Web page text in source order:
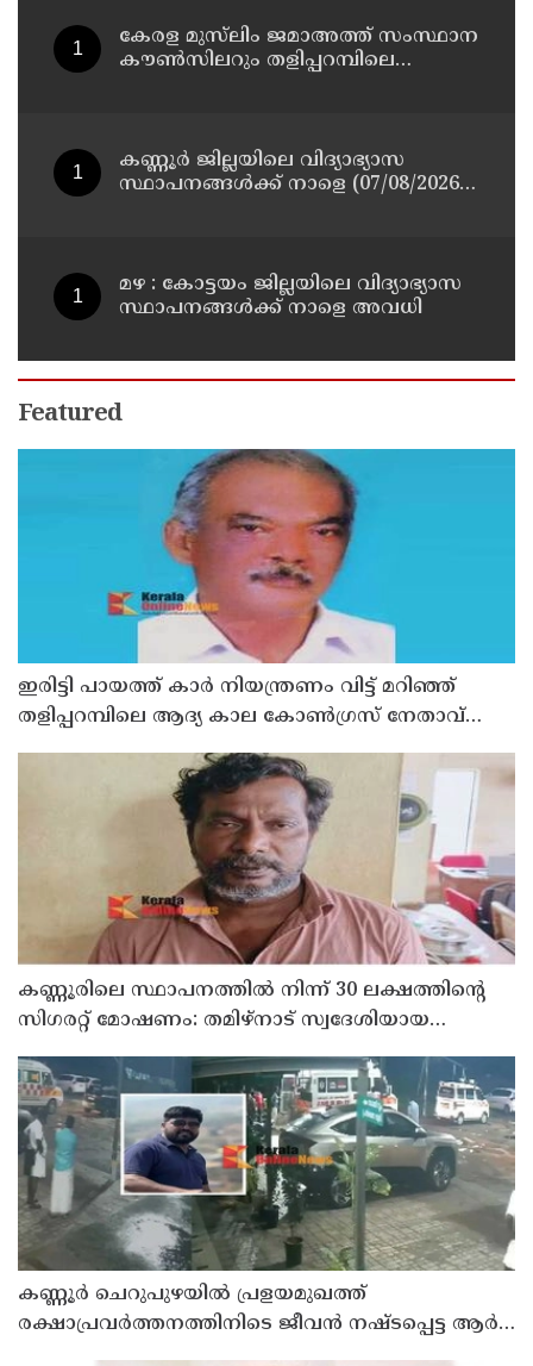
കേരള മുസ്‌ലിം ജമാഅത്ത് സംസ്ഥാന
കൗൺസിലറും തളിപ്പറമ്പിലെ
കണ്ണൂർ ജില്ലയിലെ വിദ്യാഭ്യാസ
സ്ഥാപനങ്ങള്‍ക്ക് നാളെ (07/08/2026),
മഴ : കോട്ടയം ജില്ലയിലെ വിദ്യാഭ്യാസ
സ്ഥാപനങ്ങൾക്ക് നാളെ അവധി
Featured
ഇരിട്ടി പായത്ത് കാർ നിയന്ത്രണം വിട്ട് മറിഞ്ഞ്
തളിപ്പറമ്പിലെ ആദ്യ കാല കോണ്‍ഗ്രസ് നേതാവ്
കണ്ണൂരിലെ സ്ഥാപനത്തിൽ നിന്ന് 30 ലക്ഷത്തിന്റെ
സിഗരറ്റ് മോഷണം: തമിഴ്‌നാട് സ്വദേശിയായ
കണ്ണൂർ ചെറുപുഴയിൽ പ്രളയമുഖത്ത്
രക്ഷാപ്രവർത്തനത്തിനിടെ ജീവൻ നഷ്ടപ്പെട്ട ആർ.